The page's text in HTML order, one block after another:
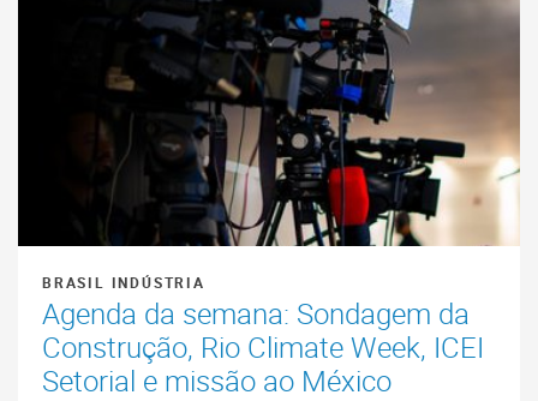
BRASIL INDÚSTRIA
Agenda da semana: Sondagem da
Construção, Rio Climate Week, ICEI
Setorial e missão ao México